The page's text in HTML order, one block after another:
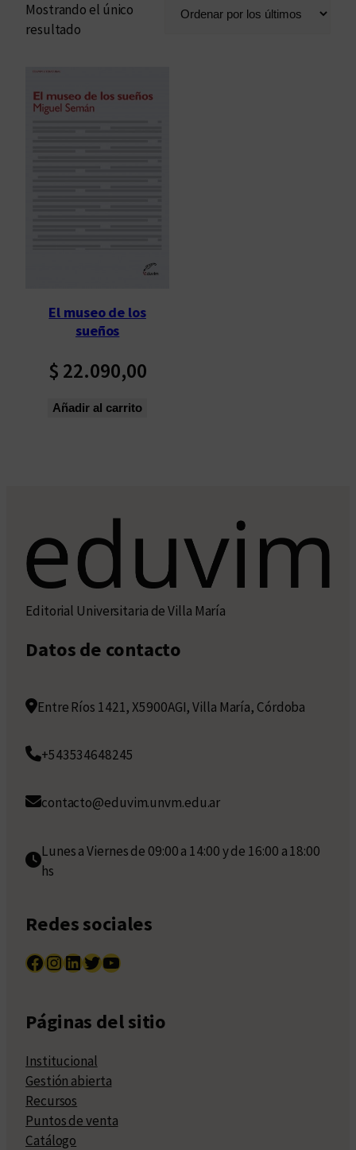
Mostrando el único
resultado
El museo de los
sueños
$ 22.090,00
Añadir al carrito
Editorial Universitaria de Villa María
Datos de contacto
Entre Ríos 1421, X5900AGI, Villa María, Córdoba
+543534648245
contacto@eduvim.unvm.edu.ar
Lunes a Viernes de 09:00 a 14:00 y de 16:00 a 18:00
hs
Redes sociales
Facebook InstagramLinkedIn Twitter YouTube
Páginas del sitio
Institucional
Gestión abierta
Recursos
Puntos de venta
Catálogo